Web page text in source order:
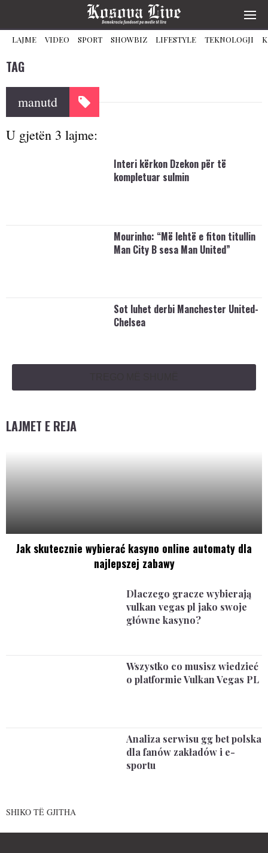
LAJME VIDEO SPORT SHOWBIZ LIFESTYLE TEKNOLOGJI
TAG
manutd
U gjetën 3 lajme:
Interi kërkon Dzekon për të
kompletuar sulmin
Mourinho: “Më lehtë e fiton titullin
Man City B sesa Man United”
Sot luhet derbi Manchester United-
Chelsea
LAJMET E REJA
Jak skutecznie wybierać kasyno online automaty dla
najlepszej zabawy
Dlaczego gracze wybierają
vulkan vegas pl jako swoje
główne kasyno?
Wszystko co musisz wiedzieć
o platformie Vulkan Vegas PL
Analiza serwisu gg bet polska
dla fanów zakładów i e-
sportu
SHIKO TË GJITHA